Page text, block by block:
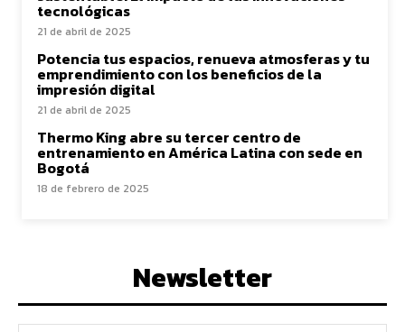
tecnológicas
21 de abril de 2025
Potencia tus espacios, renueva atmosferas y tu
emprendimiento con los beneficios de la
impresión digital
21 de abril de 2025
Thermo King abre su tercer centro de
entrenamiento en América Latina con sede en
Bogotá
18 de febrero de 2025
Newsletter